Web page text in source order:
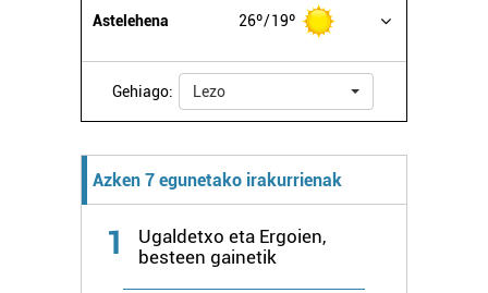
Astelehena 26º 19º
Gehiago: Lezo
Azken 7 egunetako irakurrienak
1
Ugaldetxo eta Ergoien,
besteen gainetik